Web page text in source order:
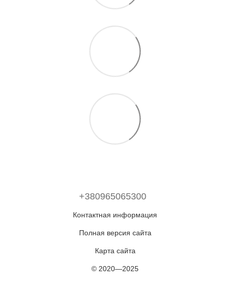
+380965065300
Контактная информация
Полная версия сайта
Карта сайта
© 2020—2025